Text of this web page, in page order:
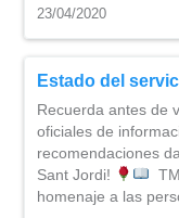
23/04/2020
Estado del
Recuerda antes de
oficiales de
recomendaciones
Sant Jordi!
homenaje a las